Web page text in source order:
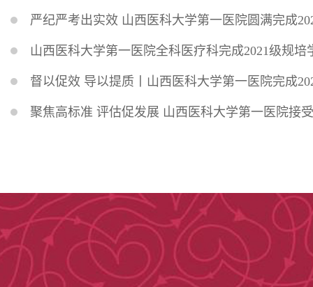
严纪严考出实效 山西医科大学第一医院圆满完成
山西医科大学第一医院全科医疗科完成2021级规
督以促效 导以提质丨山西医科大学第一医院完成
聚焦高标准 评估促发展 山西医科大学第一医院接